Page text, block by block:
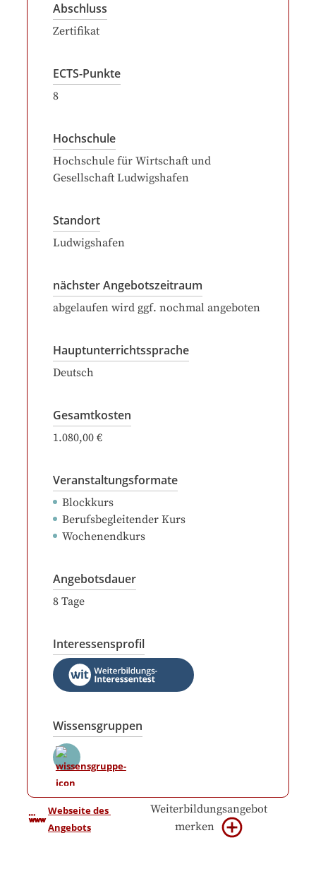
Abschluss
Zertifikat
ECTS-Punkte
8
Hochschule
Hochschule für Wirtschaft und
Gesellschaft Ludwigshafen
Standort
Ludwigshafen
nächster Angebotszeitraum
abgelaufen wird ggf. nochmal angeboten
Hauptunterrichtssprache
Deutsch
Gesamtkosten
1.080,00 €
Veranstaltungsformate
Blockkurs
Berufsbegleitender Kurs
Wochenendkurs
Angebotsdauer
8 Tage
Interessensprofil
Wissensgruppen
Webseite des
Angebots
Weiterbildungsangebot
merken